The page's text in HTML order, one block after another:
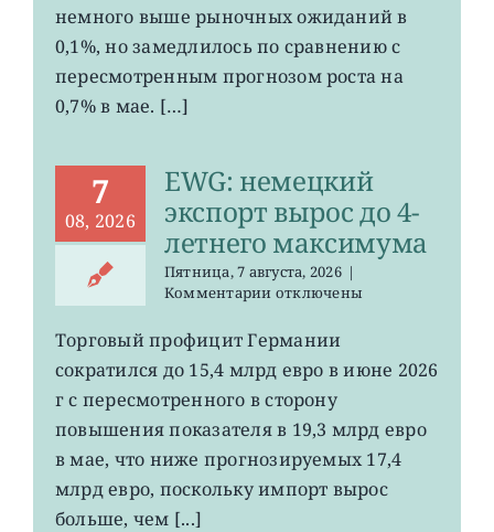
до
0,2%
немного выше рыночных ожиданий в
0,1%, но замедлилось по сравнению с
пересмотренным прогнозом роста на
0,7% в мае. […]
7
08, 2026
EWG: немецкий
экспорт вырос до 4-
летнего максимума
Пятница, 7 августа, 2026 |
Комментариик
EWG:
немецкий
экспорт
вырос
4-
летнего
отключены
Торговый профицит Германии
сократился до 15,4 млрд евро в июне 2026
г с пересмотренного в сторону
повышения показателя в 19,3 млрд евро
в мае, что ниже прогнозируемых 17,4
млрд евро, поскольку импорт вырос
больше, чем [...]